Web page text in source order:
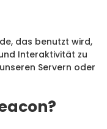
das benutzt wird,
Interaktivität zu
Servern oder